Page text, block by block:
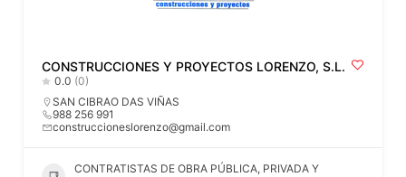
CONSTRUCCIONES Y PROYECTOS LORENZO, S.L.
0.0 (0)
SAN CIBRAO DAS VIÑAS
988 256 991
construccioneslorenzo@gmail.com
CONTRATISTAS DE OBRA PÚBLICA, PRIVADA Y